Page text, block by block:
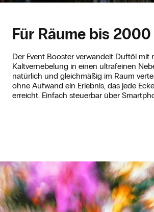
Für Räume bis 2000
Der Event Booster verwandelt Duftöl mit
Kaltvernebelung in einen ultrafeinen
natürlich und gleichmäßig im Raum
ohne Aufwand ein Erlebnis, das jede
erreicht. Einfach steuerbar über